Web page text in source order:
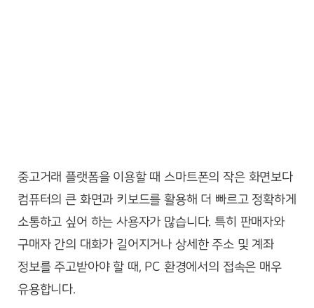
중고거래 플랫폼을 이용할 때 스마트폰의 작은 화면보다
컴퓨터의 큰 화면과 키보드를 활용해 더 빠르고 정확하게
소통하고 싶어 하는 사용자가 많습니다. 특히 판매자와
구매자 간의 대화가 길어지거나 상세한 주소 및 계좌
정보를 주고받아야 할 때, PC 환경에서의 접속은 매우
유용합니다.